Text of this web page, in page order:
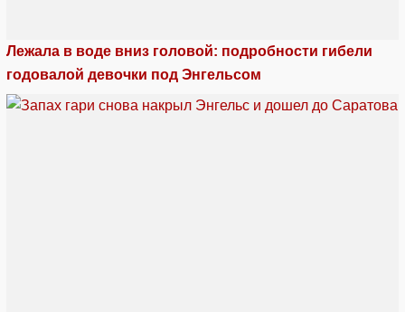
Лежала в воде вниз головой: подробности гибели
годовалой девочки под Энгельсом